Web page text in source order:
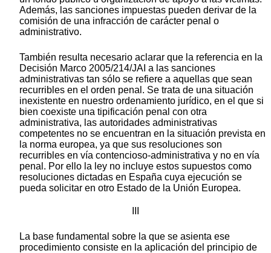
Además, las sanciones impuestas pueden derivar de la
comisión de una infracción de carácter penal o
administrativo.
También resulta necesario aclarar que la referencia en la
Decisión Marco 2005/214/JAI a las sanciones
administrativas tan sólo se refiere a aquellas que sean
recurribles en el orden penal. Se trata de una situación
inexistente en nuestro ordenamiento jurídico, en el que si
bien coexiste una tipificación penal con otra
administrativa, las autoridades administrativas
competentes no se encuentran en la situación prevista en
la norma europea, ya que sus resoluciones son
recurribles en vía contencioso-administrativa y no en vía
penal. Por ello la ley no incluye estos supuestos como
resoluciones dictadas en España cuya ejecución se
pueda solicitar en otro Estado de la Unión Europea.
La base fundamental sobre la que se asienta ese
procedimiento consiste en la aplicación del principio de